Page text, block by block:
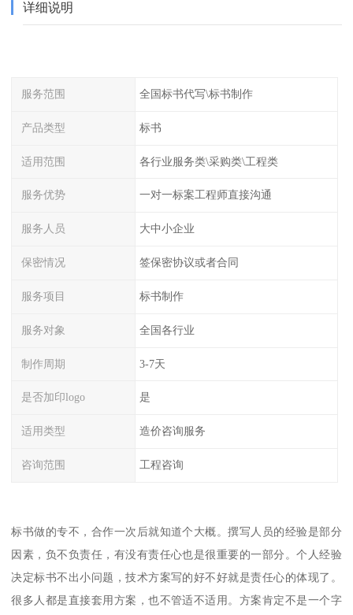
详细说明
服务范围 全国标书代写\标书制作
产品类型 标书
适用范围 各行业服务类\采购类\工程类
服务优势 一对一标案工程师直接沟通
服务人员 大中小企业
保密情况 签保密协议或者合同
服务项目 标书制作
服务对象 全国各行业
制作周期 3-7天
是否加印logo 是
适用类型 造价咨询服务
咨询范围 工程咨询
标书做的专不，合作一次后就知道个大概。撰写人员的经验是部分
因素，负不负责任，有没有责任心也是很重要的一部分。个人经验
决定标书不出小问题，技术方案写的好不好就是责任心的体现了。
很多人都是直接套用方案，也不管适不适用。方案肯定不是一个字